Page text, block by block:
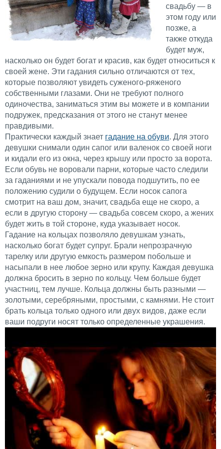
свадьбу — в
этом году или
позже, а
также откуда
будет муж,
насколько он будет богат и красив, как будет относиться к
своей жене. Эти гадания сильно отличаются от тех,
которые позволяют увидеть суженого-ряженого
собственными глазами. Они не требуют полного
одиночества, заниматься этим вы можете и в компании
подружек, предсказания от этого не станут менее
правдивыми.
Практически каждый знает гадание на обуви. Для этого
девушки снимали один сапог или валенок со своей ноги
и кидали его из окна, через крышу или просто за ворота.
Если обувь не воровали парни, которые часто следили
за гаданиями и не упускали повода подшутить, по ее
положению судили о будущем. Если носок сапога
смотрит на ваш дом, значит, свадьба еще не скоро, а
если в другую сторону — свадьба совсем скоро, а жених
будет жить в той стороне, куда указывает носок.
Гадание на кольцах позволяло девушкам узнать,
насколько богат будет супруг. Брали непрозрачную
тарелку или другую емкость размером побольше и
насыпали в нее любое зерно или крупу. Каждая девушка
должна бросить в зерно по кольцу. Чем больше будет
участниц, тем лучше. Кольца должны быть разными —
золотыми, серебряными, простыми, с камнями. Не стоит
брать кольца только одного или двух видов, даже если
ваши подруги носят только определенные украшения.